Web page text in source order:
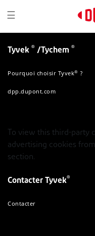
Toggle navigation
☰
Tyvek ® /Tychem ®
Pourquoi choisir Tyvek® ?
dpp.dupont.com
To view this third-party
advertising cookies
section.
Contacter Tyvek®
Contacter